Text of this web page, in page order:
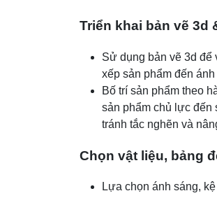
Triển khai bản vẽ 3d
Sử dụng bản vẽ 3d
xếp sản phẩm đến
Bố trí sản phẩm theo
sản phẩm chủ lực đến
tránh tắc nghẽn và
Chọn vật liệu, bảng
Lựa chọn ánh sáng,